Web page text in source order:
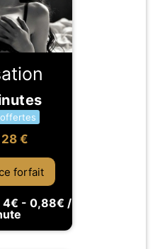
28 €
forfait
4€ - 0,88€ /